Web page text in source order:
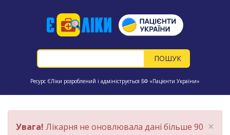
Ресурс ЄЛіки розроблений і адмініструється БФ «Пацієнти України»
×
Увага! Лікарня не оновлювала дані більше 90